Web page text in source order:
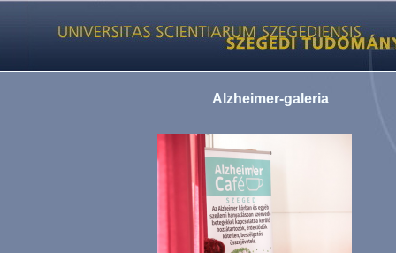
Alzheimer-galeria